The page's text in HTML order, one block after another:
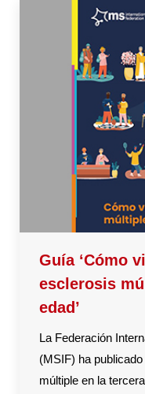
Guía ‘Cómo
esclerosis
edad’
La Federación
(MSIF) ha
múltiple en la